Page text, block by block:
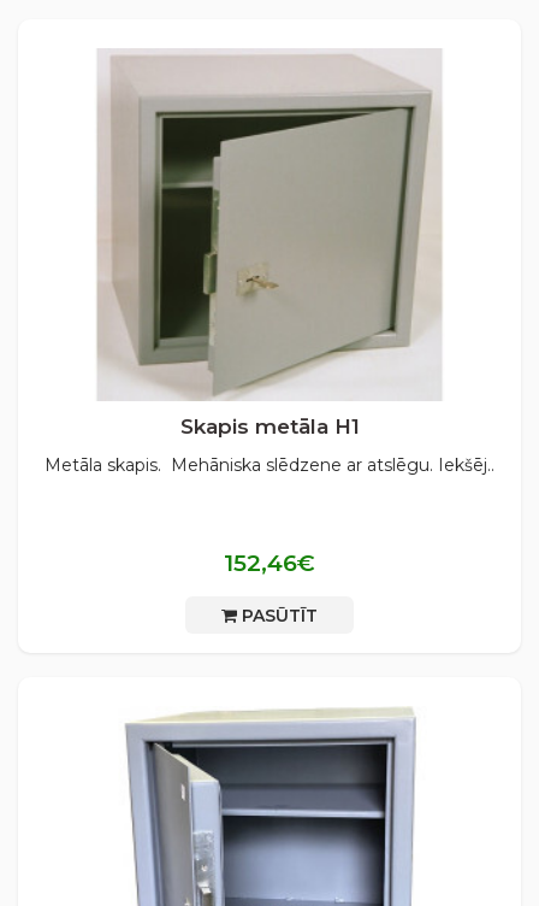
Skapis metāla H1
Metāla skapis. Mehāniska slēdzene ar atslēgu. Iekšēj..
152,46€
PASŪTĪT